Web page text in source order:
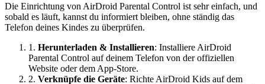
Die Einrichtung von AirDroid Parental Control ist sehr einfach, und
sobald es läuft, kannst du informiert bleiben, ohne ständig das
Telefon deines Kindes zu überprüfen.
1. Herunterladen & Installieren: Installiere AirDroid
Parental Control auf deinem Telefon von der offiziellen
Website oder dem App-Store.
2. Verknüpfe die Geräte: Richte AirDroid Kids auf dem